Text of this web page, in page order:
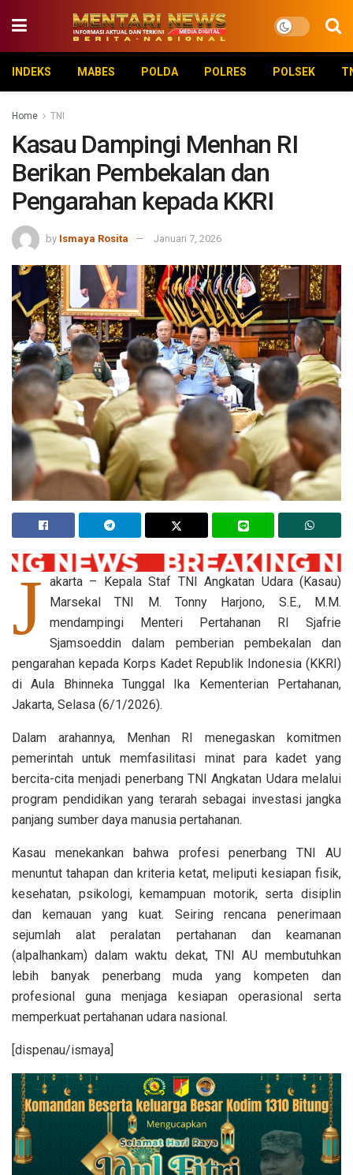
INDEKS MABES POLDA POLRES POLSEK
Home TNI
Kasau Dampingi Menhan RI
Berikan Pembekalan dan
Pengarahan kepada KKRI
by Ismaya Rosita Januari 7, 2026
J akarta – Kepala Staf TNI Angkatan Udara (Kasau)
Marsekal TNI M. Tonny Harjono, S.E., M.M.
mendampingi Menteri Pertahanan RI Sjafrie
Sjamsoeddin dalam pemberian pembekalan dan
pengarahan kepada Korps Kadet Republik Indonesia (KKRI)
di Aula Bhinneka Tunggal Ika Kementerian Pertahanan,
Jakarta, Selasa (6/1/2026).
Dalam arahannya, Menhan RI menegaskan komitmen
pemerintah untuk memfasilitasi minat para kadet yang
bercita-cita menjadi penerbang TNI Angkatan Udara melalui
program pendidikan yang terarah sebagai investasi jangka
panjang sumber daya manusia pertahanan.
Kasau menekankan bahwa profesi penerbang TNI AU
menuntut tahapan dan kriteria ketat, meliputi kesiapan fisik,
kesehatan, psikologi, kemampuan motorik, serta disiplin
dan kemauan yang kuat. Seiring rencana penerimaan
sejumlah alat peralatan pertahanan dan keamanan
(alpalhankam) dalam waktu dekat, TNI AU membutuhkan
lebih banyak penerbang muda yang kompeten dan
profesional guna menjaga kesiapan operasional serta
memperkuat pertahanan udara nasional.
[dispenau/ismaya]